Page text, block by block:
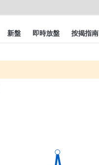
新盤 即時放盤 按揭指南